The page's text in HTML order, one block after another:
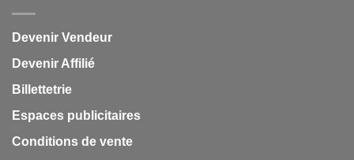
Devenir Vendeur
Devenir Affilié
Billettetrie
Espaces publicitaires
Conditions de vente